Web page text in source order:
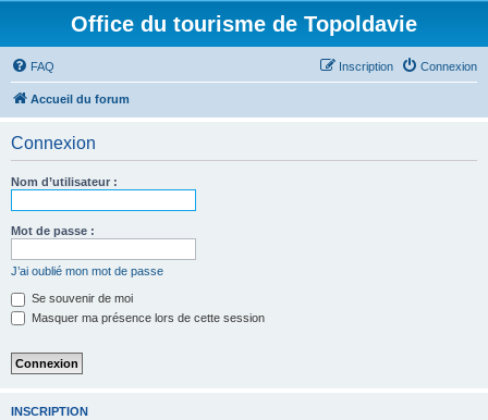
Office du tourisme de Topoldavie
FAQ Connexion
Inscription
Accueil du forum
Connexion
Nom d’utilisateur :
Mot de passe :
J’ai oublié mon mot de passe
Se souvenir de moi
Masquer ma présence lors de cette session
INSCRIPTION